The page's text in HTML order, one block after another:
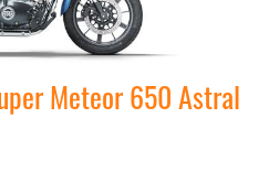
Meteor 650 Astral